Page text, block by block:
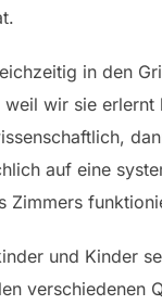
in den
wir sie erlernt
auf eine
Zimmers
und Kinder
verschiedenen